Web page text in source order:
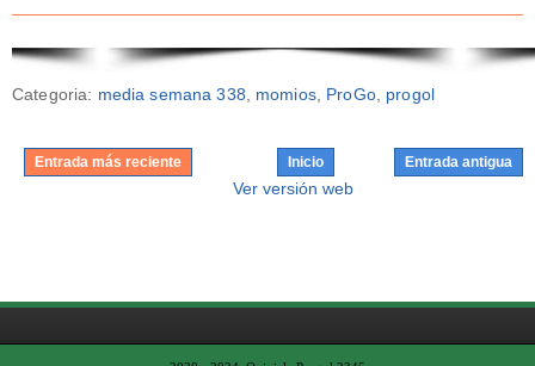
Categoria: media semana 338, momios, ProGo, progol
Entrada más reciente Entrada antigua
Inicio
Ver versión web